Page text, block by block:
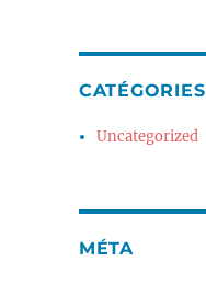
CATÉGORIES
Uncategorized
MÉTA